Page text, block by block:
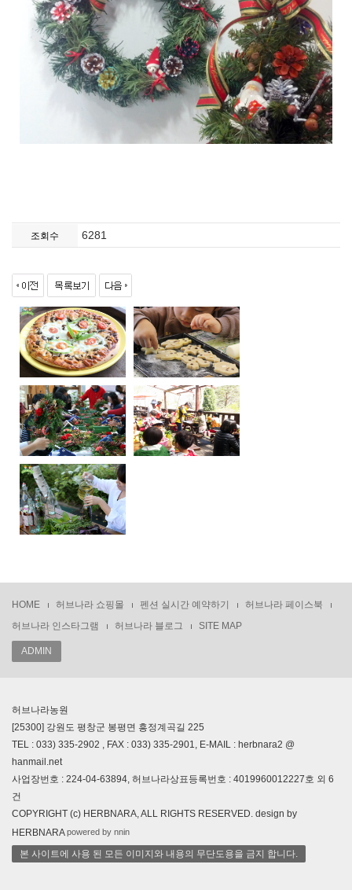
조회수 6281
HOME 허브나라 쇼핑몰 펜션 실시간 예약하기
허브나라 페이스북
허브나라 인스타그램
허브나라 블로그 SITE MAP
ADMIN
허브나라농원
[25300] 강원도 평창군 봉평면 흥정계곡길 225
TEL : 033) 335-2902 , FAX : 033) 335-2901, E-MAIL : herbnara2 @
hanmail.net
사업장번호 : 224-04-63894, 허브나라상표등록번호 : 4019960012227호 외 6
건
COPYRIGHT (c) HERBNARA, ALL RIGHTS RESERVED. design by
HERBNARA powered by nnin
본 사이트에 사용 된 모든 이미지와 내용의 무단도용을 금지 합니다.